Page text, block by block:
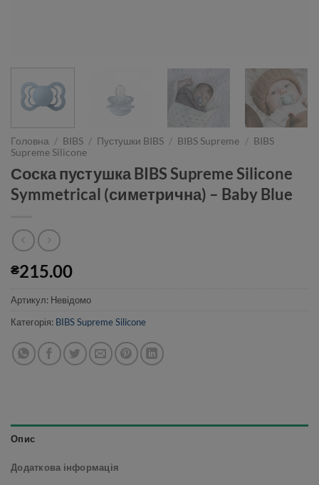
Головна / BIBS / Пустушки BIBS / BIBS Supreme / BIBS
Supreme Silicone
Соска пустушка BIBS Supreme Silicone
Symmetrical (симетрична) – Baby Blue
₴215.00
Артикул: Невідомо
Категорія: BIBS Supreme Silicone
Опис
Додаткова інформація